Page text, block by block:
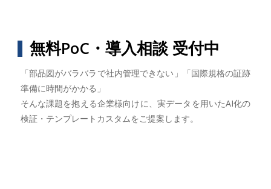
無料PoC・導入相談 受付中
「部品図がバラバラで社内管理できない」「国際規格の証跡
準備に時間がかかる」
そんな課題を抱える企業様向けに、実データを用いたAI化の
検証・テンプレートカスタムをご提案します。